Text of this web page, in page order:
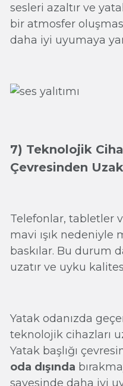
sesleri azaltır ve
bir atmosfer
daha iyi uyumaya
7) Teknolojik
Çevresinden
Telefonlar, tabletler
mavi ışık
baskılar. Bu durum
uzatır ve uyku
Yatak odanızda
teknolojik cihazları
Yatak başlığı
oda dışında
sayesinde daha iyi